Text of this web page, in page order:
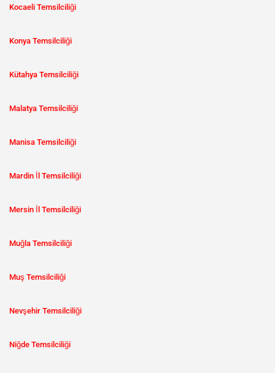
Kocaeli Temsilciliği
Konya Temsilciliği
Kütahya Temsilciliği
Malatya Temsilciliği
Manisa Temsilciliği
Mardin İl Temsilciliği
Mersin İl Temsilciliği
Muğla Temsilciliği
Muş Temsilciliği
Nevşehir Temsilciliği
Niğde Temsilciliği